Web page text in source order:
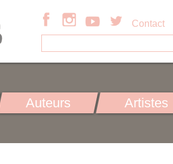
Contact
Auteurs Artistes